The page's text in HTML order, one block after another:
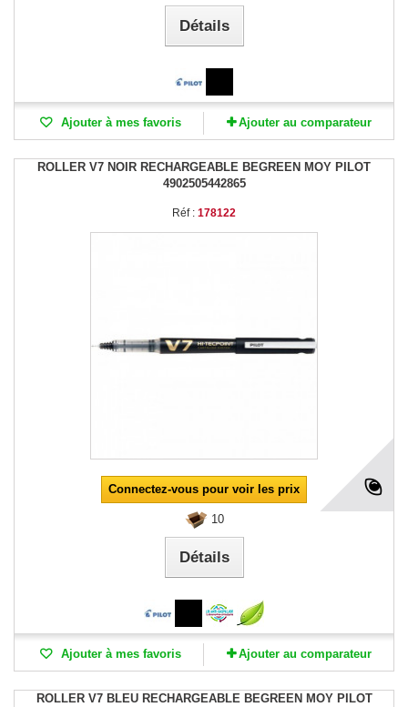
Détails
Ajouter à mes favoris Ajouter au comparateur
ROLLER V7 NOIR RECHARGEABLE BEGREEN MOY PILOT
4902505442865
Réf : 178122
Connectez-vous pour voir les prix
10
Détails
Ajouter à mes favoris Ajouter au comparateur
ROLLER V7 BLEU RECHARGEABLE BEGREEN MOY PILOT